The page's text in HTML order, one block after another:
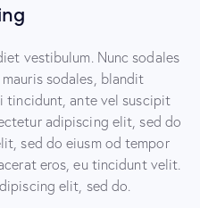
vestibulum. Nunc sodales
sodales, blandit
tincidunt, ante vel suscipit
adipiscing elit, sed do
sed do eiusm od tempor
eros, eu tincidunt velit.
elit, sed do.